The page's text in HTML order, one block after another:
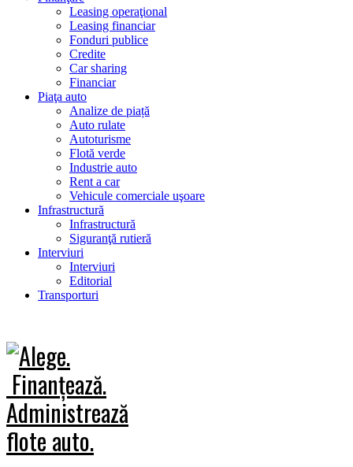
Leasing operaţional
Leasing financiar
Fonduri publice
Credite
Car sharing
Financiar
Piaţa auto
Analize de piață
Auto rulate
Autoturisme
Flotă verde
Industrie auto
Rent a car
Vehicule comerciale uşoare
Infrastructură
Infrastructură
Siguranţă rutieră
Interviuri
Interviuri
Editorial
Transporturi